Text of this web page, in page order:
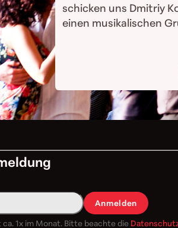
schicken uns Dmitriy
einen musikalischen
Anmelden
1x im Monat. Bitte beachte die